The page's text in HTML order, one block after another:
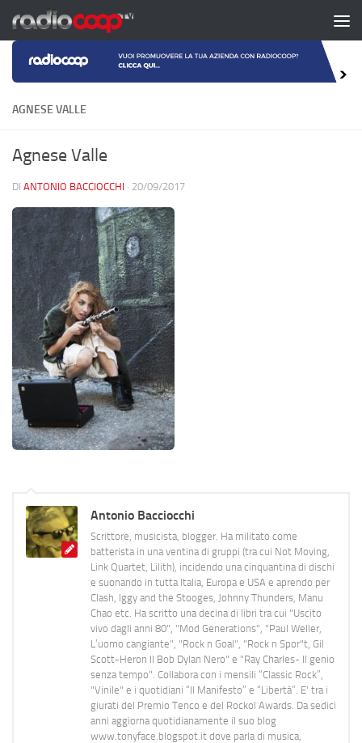
Salta al contenuto
AGNESE VALLE
Agnese Valle
DI ANTONIO BACCIOCCHI · 20/09/2017
Antonio Bacciocchi
Scrittore, musicista, blogger. Ha militato come
batterista in una ventina di gruppi (tra cui Not Moving,
Link Quartet, Lilith), incidendo una cinquantina di dischi
e suonando in tutta Italia, Europa e USA e aprendo per
Clash, Iggy and the Stooges, Johnny Thunders, Manu
Chao etc. Ha scritto una decina di libri tra cui "Uscito
vivo dagli anni 80", "Mod Generations", "Paul Weller,
L’uomo cangiante", "Rock n Goal", "Rock n Spor"t, Gil
Scott-Heron Il Bob Dylan Nero" e "Ray Charles- Il genio
senza tempo". Collabora con i mensili “Classic Rock”,
"Vinile" e i quotidiani “Il Manifesto” e “Libertà”. E' tra i
giurati del Premio Tenco e del Rockol Awards. Da sedici
anni aggiorna quotidianamente il suo blog
www.tonyface.blogspot.it dove parla di musica,